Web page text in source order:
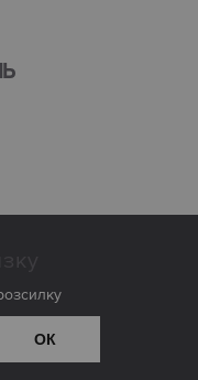
ОК